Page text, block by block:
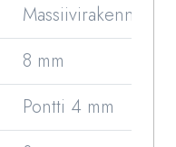
Massiivirakenne
8 mm
Pontti 4 mm